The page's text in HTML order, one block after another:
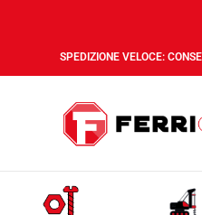
SPEDIZIONE VELOCE: